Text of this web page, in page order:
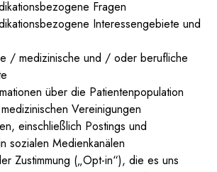
Fragen
Interessengebiete und
/ medizinische und / oder berufliche
über die Patientenpopulation
Vereinigungen
einschließlich Postings und
sozialen Medienkanälen
Zustimmung („Opt-in“), die es uns